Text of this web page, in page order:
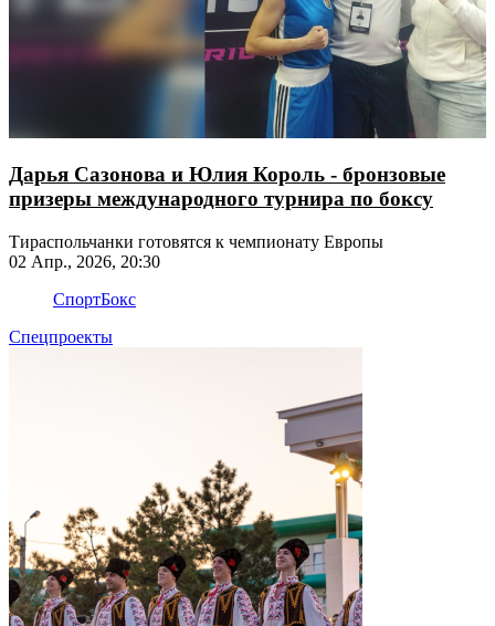
Дарья Сазонова и Юлия Король - бронзовые
призеры международного турнира по боксу
Тираспольчанки готовятся к чемпионату Европы
02 Апр., 2026, 20:30
СпортБокс
Спецпроекты